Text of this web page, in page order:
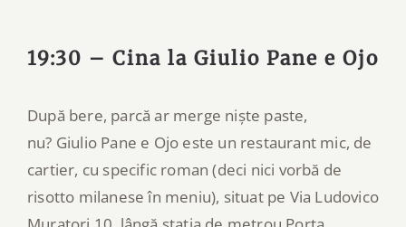
19:30 – Cina la Giulio Pane e Ojo
După bere, parcă ar merge niște paste,
nu? Giulio Pane e Ojo este un restaurant mic, de
cartier, cu specific roman (deci nici vorbă de
risotto milanese în meniu), situat pe Via Ludovico